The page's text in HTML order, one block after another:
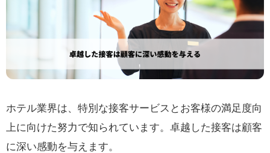
ホテル業界は、特別な接客サービスとお客様の満足度向
上に向けた努力で知られています。卓越した接客は顧客
に深い感動を与えます。